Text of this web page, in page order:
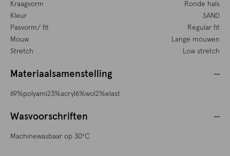
Kraagvorm
Ronde hals
Kleur
SAND
Pasvorm/ fit
Regular fit
Mouw
Lange mouwen
Stretch
Low stretch
Materiaalsamenstelling
69%polyami23%acryl6%wol2%elast
Wasvoorschriften
Machinewasbaar op 30°C